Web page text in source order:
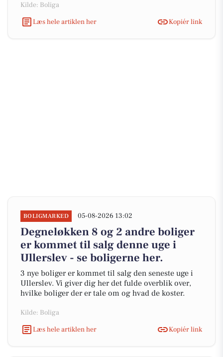
Kilde: Boliga
Læs hele artiklen her
Kopiér link
BOLIGMARKED 05-08-2026 13:02
Degneløkken 8 og 2 andre boliger
er kommet til salg denne uge i
Ullerslev - se boligerne her.
3 nye boliger er kommet til salg den seneste uge i
Ullerslev. Vi giver dig her det fulde overblik over,
hvilke boliger der er tale om og hvad de koster.
Kilde: Boliga
Læs hele artiklen her
Kopiér link